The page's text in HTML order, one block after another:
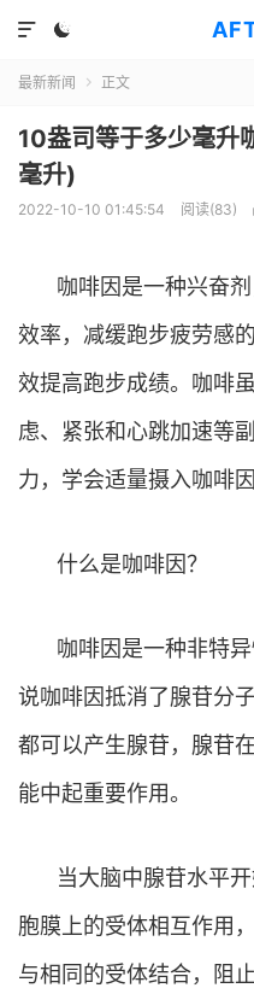


最新新闻  正文
10盎司等于多少毫升
毫升)
2022-10-10 01:45:54 阅读(83)
咖啡因是一种兴奋
效率，减缓跑步疲劳感
效提高跑步成绩。咖啡
虑、紧张和心跳加速等
力，学会适量摄入咖啡因
什么是咖啡因？
咖啡因是一种非特
说咖啡因抵消了腺苷分
都可以产生腺苷，腺苷
能中起重要作用。
当大脑中腺苷水平
胞膜上的受体相互作用
与相同的受体结合，阻